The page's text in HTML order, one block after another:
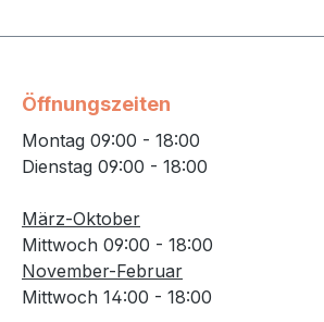
Öffnungszeiten
Montag 09:00 - 18:00
Dienstag 09:00 - 18:00
März-Oktober
Mittwoch 09:00 - 18:00
November-Februar
Mittwoch 14:00 - 18:00